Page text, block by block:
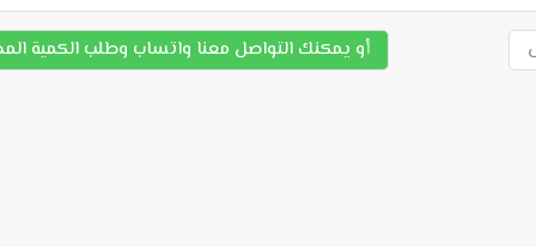
أو يمكنك التواصل معنا واتساب وطلب الكمية